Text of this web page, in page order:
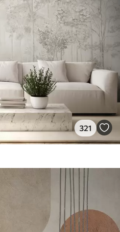
321